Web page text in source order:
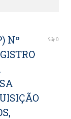
Nº
0